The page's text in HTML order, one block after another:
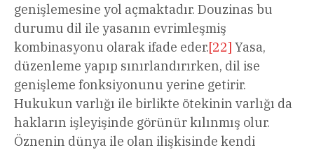
genişlemesine yol açmaktadır. Douzinas bu
durumu dil ile yasanın evrimleşmiş
kombinasyonu olarak ifade eder.[22] Yasa,
düzenleme yapıp sınırlandırırken, dil ise
genişleme fonksiyonunu yerine getirir.
Hukukun varlığı ile birlikte ötekinin varlığı da
hakların işleyişinde görünür kılınmış olur.
Öznenin dünya ile olan ilişkisinde kendi